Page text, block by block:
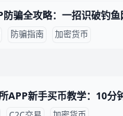
防骗指南 加密货币